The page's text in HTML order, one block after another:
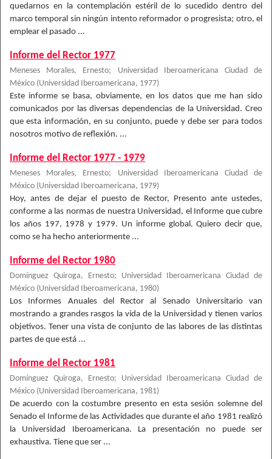
quedarnos en la contemplación estéril de lo sucedido dentro del
marco temporal sin ningún intento reformador o progresista; otro, el
emplear el pasado ...
Informe del Rector 1977
Meneses Morales, Ernesto;
Universidad Iberoamericana Ciudad de
México (Universidad Iberoamericana, 1977)
Este informe se basa, obviamente, en los datos que me han sido
comunicados por las diversas dependencias de la Universidad. Creo
que esta información, en su conjunto, puede y debe ser para todos
nosotros motivo de reflexión. ...
Informe del Rector 1977 - 1979
Meneses Morales, Ernesto;
Universidad Iberoamericana Ciudad de
México (Universidad Iberoamericana, 1979)
Hoy, antes de dejar el puesto de Rector, Presento ante ustedes,
conforme a las normas de nuestra Universidad, el Informe que cubre
los años 197, 1978 y 1979. Un informe global. Quiero decir que,
como se ha hecho anteriormente ...
Informe del Rector 1980
Domínguez Quiroga, Ernesto; Universidad Iberoamericana Ciudad de
México (Universidad Iberoamericana, 1980)
Los Informes Anuales del Rector al Senado Universitario van
mostrando a grandes rasgos la vida de la Universidad y tienen varios
objetivos. Tener una vista de conjunto de las labores de las distintas
partes de que está ...
Informe del Rector 1981
Domínguez Quiroga, Ernesto; Universidad Iberoamericana Ciudad de
México (Universidad Iberoamericana, 1981)
De acuerdo con la costumbre presento en esta sesión solemne del
Senado el Informe de las Actividades que durante el año 1981 realizó
la Universidad Iberoamericana. La presentación no puede ser
exhaustiva. Tiene que ser ...